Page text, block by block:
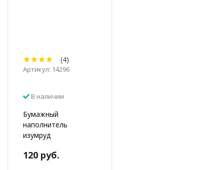
(4)
Артикул: 14296
В наличии
Бумажный
наполнитель
изумруд
120 руб.